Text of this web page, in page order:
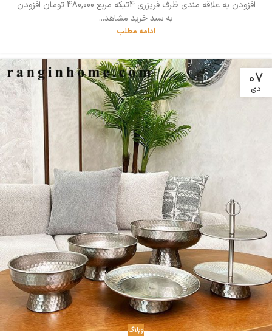
افزودن به علاقه مندی ظرف فریزری 4تیکه مربع 480,000 تومان افزودن
به سبد خرید مشاهد...
ادامه مطلب
07
دی
وبلاگ